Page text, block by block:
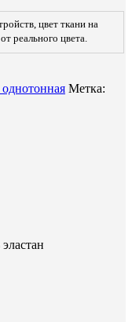
цвет ткани на
реального цвета.
Метка: